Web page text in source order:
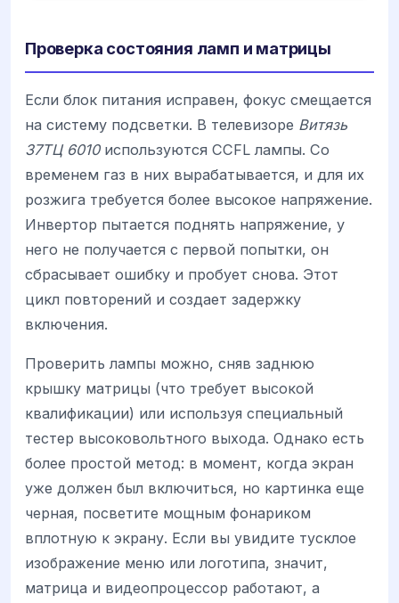
Проверка состояния ламп и матрицы
Если блок питания исправен, фокус смещается
на систему подсветки. В телевизоре Витязь
37ТЦ 6010используются CCFL лампы. Со
временем газ в них вырабатывается, и для их
розжига требуется более высокое напряжение.
Инвертор пытается поднять напряжение, у
него не получается с первой попытки, он
сбрасывает ошибку и пробует снова. Этот
цикл повторений и создает задержку
включения.
Проверить лампы можно, сняв заднюю
крышку матрицы (что требует высокой
квалификации) или используя специальный
тестер высоковольтного выхода. Однако есть
более простой метод: в момент, когда экран
уже должен был включиться, но картинка еще
черная, посветите мощным фонариком
вплотную к экрану. Если вы увидите тусклое
изображение меню или логотипа, значит,
матрица и видеопроцессор работают, а